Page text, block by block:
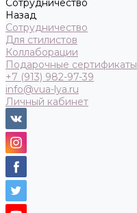
Сотрудничество
Назад
Сотрудничество
Для стилистов
Коллаборации
Подарочные сертификаты
+7 (913) 982-97-39
info@vua-lya.ru
Личный кабинет